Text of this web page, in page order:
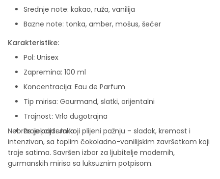
Srednje note: kakao, ruža, vanilija
Bazne note: tonka, amber, mošus, šećer
Karakteristike:
Pol: Unisex
Zapremina: 100 ml
Koncentracija: Eau de Parfum
Tip mirisa: Gourmand, slatki, orijentalni
Trajnost: Vrlo dugotrajna
Projekcija: Jaka
Nebras je parfem koji plijeni pažnju – sladak, kremast i
intenzivan, sa toplim čokoladno-vanilijskim završetkom koji
traje satima. Savršen izbor za ljubitelje modernih,
gurmanskih mirisa sa luksuznim potpisom.